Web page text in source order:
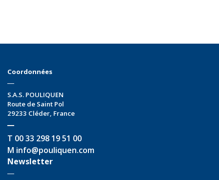
Coordonnées
S.A.S. POULIQUEN
Route de Saint Pol
29233 Cléder, France
T 00 33 298 19 51 00
M info@pouliquen.com
Newsletter